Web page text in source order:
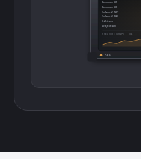
Pressure K1
Pressure K2
Solenoid N89
Solenoid N88
Oil temp
Adaptation
PRESSURE GRAPH · K1
DSG